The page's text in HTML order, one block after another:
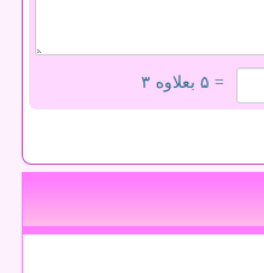
= ۵ بعلاوه ۳